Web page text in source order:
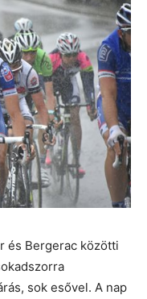
és Bergerac közötti
sok esővel. A nap